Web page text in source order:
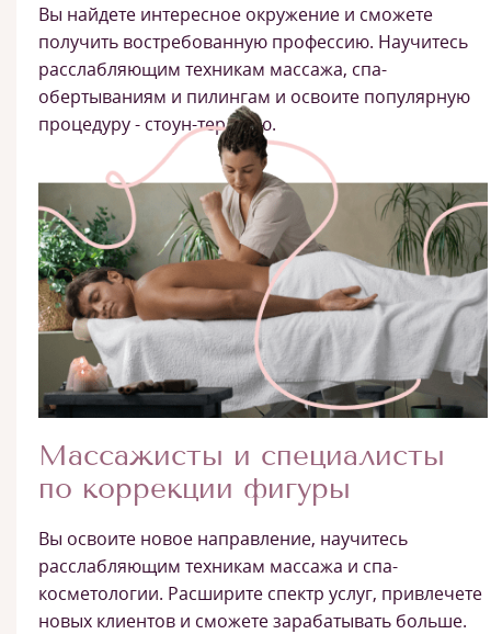
Вы найдете интересное окружение и сможете
получить востребованную профессию. Научитесь
расслабляющим техникам массажа, спа-
обертываниям и пилингам и освоите популярную
процедуру - стоун-терапию.
Массажисты и специалисты
по коррекции фигуры
Вы освоите новое направление, научитесь
расслабляющим техникам массажа и спа-
косметологии. Расширите спектр услуг, привлечете
новых клиентов и сможете зарабатывать больше.